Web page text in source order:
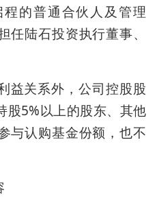
的普通合伙人及管理
任陆石投资执行董事、
益关系外，公司控股股
股5%以上的股东、其他
与认购基金份额，也不